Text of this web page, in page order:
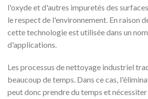
l'oxyde et d'autres impuretés des
le respect de l'environnement. En raison
cette technologie est utilisée dans un
d'applications.
Les processus de nettoyage industriel
beaucoup de temps. Dans ce cas,
peut donc prendre du temps et